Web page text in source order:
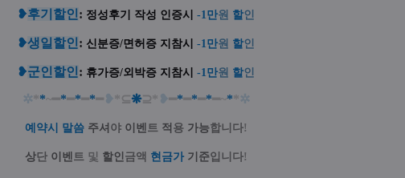
❥후기할인 : 정성후기 작성 인증시 -1 만원 할인
❥생일할인 : 신분증/면허증 지참시 -1 만원 할인
❥군인할인 : 휴가증/외박증 지참시 -1 만원 할인
✲**~━*━*━*━❥*⊆❋⊇* ❥━*━*━*━~**✲
예약시 말씀 주셔 야 이벤 트 적 용 가능합니다!
상단 이벤 트 및 할인 금액 현금가 기준입니다!